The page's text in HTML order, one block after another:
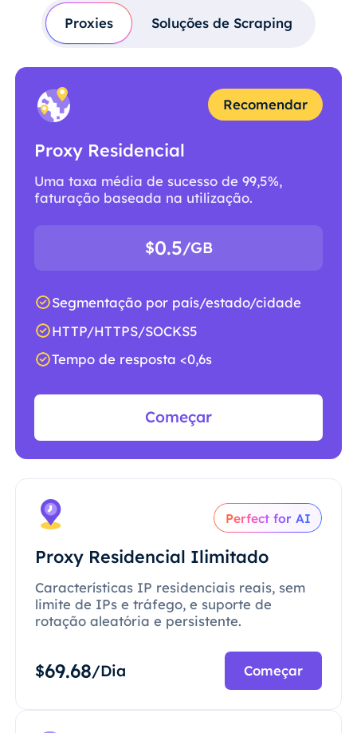
Proxies Soluções de Scraping
Recomendar
Proxy Residencial
Uma taxa média de sucesso de 99,5%,
faturação baseada na utilização.
$0.5/GB
Segmentação por país/estado/cidade
HTTP/HTTPS/SOCKS5
Tempo de resposta <0,6s
Começar
Perfect for AI
Proxy Residencial Ilimitado
Características IP residenciais reais, sem
limite de IPs e tráfego, e suporte de
rotação aleatória e persistente.
$69.68/Dia Começar